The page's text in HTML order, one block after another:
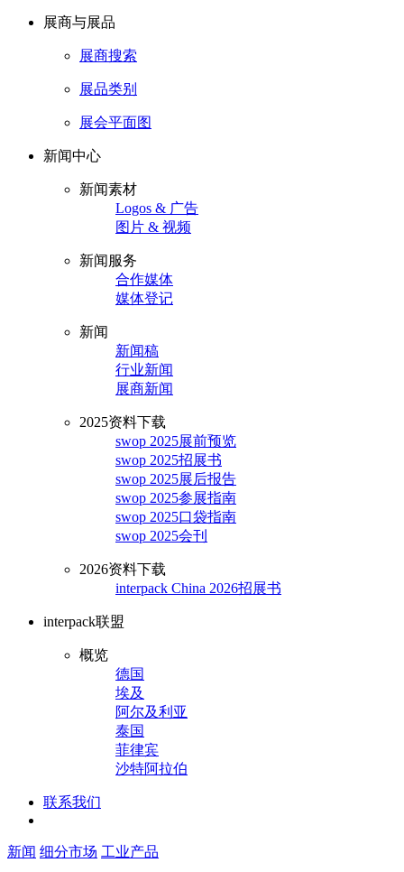
展商与展品
展商搜索
展品类别
展会平面图
新闻中心
新闻素材
Logos & 广告
图片 & 视频
新闻服务
合作媒体
媒体登记
新闻
新闻稿
行业新闻
展商新闻
2025资料下载
swop 2025展前预览
swop 2025招展书
swop 2025展后报告
swop 2025参展指南
swop 2025口袋指南
swop 2025会刊
2026资料下载
interpack China 2026招展书
interpack联盟
概览
德国
埃及
阿尔及利亚
泰国
菲律宾
沙特阿拉伯
联系我们
新闻 细分市场 工业产品